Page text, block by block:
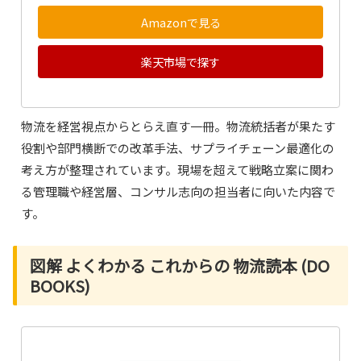
Amazonで見る
楽天市場で探す
物流を経営視点からとらえ直す一冊。物流統括者が果たす
役割や部門横断での改革手法、サプライチェーン最適化の
考え方が整理されています。現場を超えて戦略立案に関わ
る管理職や経営層、コンサル志向の担当者に向いた内容で
す。
図解 よくわかる これからの 物流読本 (DO
BOOKS)